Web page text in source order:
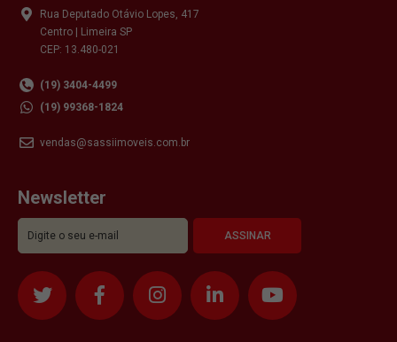
Rua Deputado Otávio Lopes, 417
Centro | Limeira SP
CEP: 13.480-021
(19) 3404-4499
(19) 99368-1824
vendas@sassiimoveis.com.br
Newsletter